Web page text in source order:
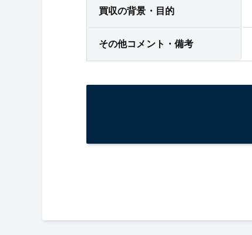
買収の背景・目的
その他コメント・備考